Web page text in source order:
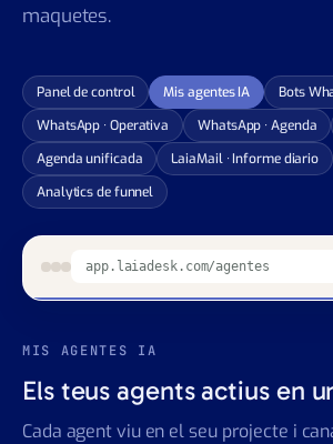
maquetes.
Panel de control Mis agentes IA
Bots
WhatsApp · Operativa
WhatsApp · Agenda
Agenda unificada
LaiaMail · Informe diario
Analytics de funnel
app.laiadesk.com/whatsapp
BOTS WHATSAPP
El teu bot WhatsApp
número